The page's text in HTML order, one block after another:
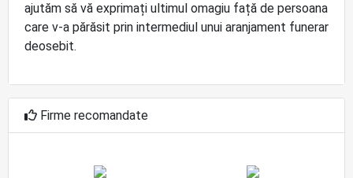
ajutăm să vă exprimați ultimul omagiu față de persoana
care v-a părăsit prin intermediul unui aranjament funerar
deosebit.
Firme recomandate